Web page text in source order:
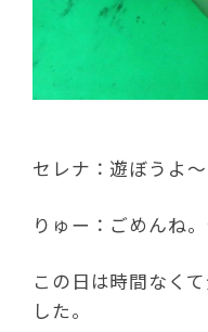
セレナ：遊ぼうよ～
りゅー：ごめんね
この日は時間なく
した。